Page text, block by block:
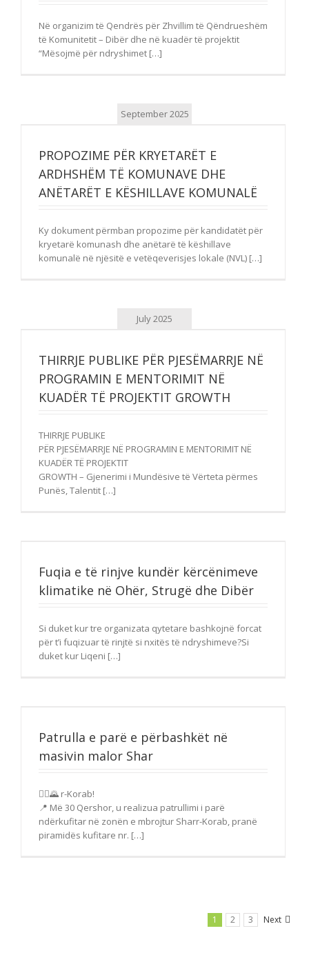
Në organizim të Qendrës për Zhvillim të Qëndrueshëm
të Komunitetit – Dibër dhe në kuadër të projektit
“Mësojmë për ndryshimet […]
September 2025
PROPOZIME PËR KRYETARËT E
ARDHSHËM TË KOMUNAVE DHE
ANËTARËT E KËSHILLAVE KOMUNALË
Ky dokument përmban propozime për kandidatët për
kryetarë komunash dhe anëtarë të këshillave
komunalë në njësitë e vetëqeverisjes lokale (NVL) […]
July 2025
THIRRJE PUBLIKE PËR PJESËMARRJE NË
PROGRAMIN E MENTORIMIT NË
KUADËR TË PROJEKTIT GROWTH
THIRRJE PUBLIKE
PËR PJESËMARRJE NË PROGRAMIN E MENTORIMIT NË
KUADËR TË PROJEKTIT
GROWTH – Gjenerimi i Mundësive të Vërteta përmes
Punës, Talentit […]
Fuqia e të rinjve kundër kërcënimeve
klimatike në Ohër, Strugë dhe Dibër
Si duket kur tre organizata qytetare bashkojnë forcat
për t’i fuqizuar të rinjtë si nxitës të ndryshimeve?Si
duket kur Liqeni […]
Patrulla e parë e përbashkët në
masivin malor Shar
🚶‍♂️🌄 r-Korab!
📍 Më 30 Qershor, u realizua patrullimi i parë
ndërkufitar në zonën e mbrojtur Sharr-Korab, pranë
piramidës kufitare nr. […]
1 2 3 Next